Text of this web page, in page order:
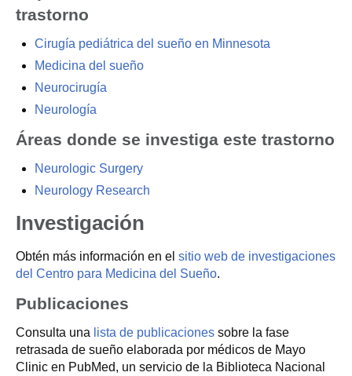
trastorno
Cirugía pediátrica del sueño en Minnesota
Medicina del sueño
Neurocirugía
Neurología
Áreas donde se investiga este trastorno
Neurologic Surgery
Neurology Research
Investigación
Obtén más información en el sitio web de investigaciones
del Centro para Medicina del Sueño.
Publicaciones
Consulta una lista de publicaciones sobre la fase
retrasada de sueño elaborada por médicos de Mayo
Clinic en PubMed, un servicio de la Biblioteca Nacional